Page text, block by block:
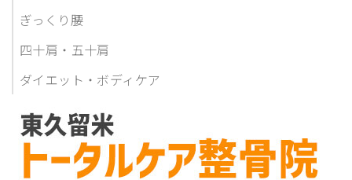
ぎっくり腰
四十肩・五十肩
ダイエット・ボディケア